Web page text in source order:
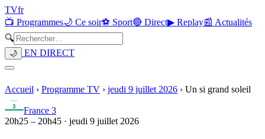
TVfr
📺 Programmes🌙 Ce soir⚽ Sport🔴 Direct▶ Replay📰 Actualités
🔍
🌙 EN DIRECT
Accueil › Programme TV › jeudi 9 juillet 2026 › Un si grand soleil
France 3
20h25 – 20h45 · jeudi 9 juillet 2026